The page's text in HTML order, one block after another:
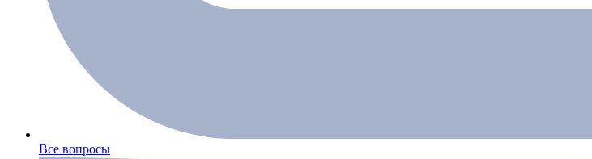
Все вопросы